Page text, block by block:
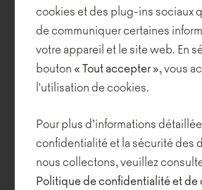
must have 2019
24-08-2020
Les meubles créés par deux duos de
Il s'agit de la collection Lopp de Bartłomiej
Stawarski et des fauteuils Gap conçus par
Projektowe (La Compagnie de Projet),
designers Jerzy Porębski et Grzegorz
cookies et des plug-ins sociaux
de communiquer certaines
votre appareil et le site web. En
bouton « Toutaccepter », vous
l'utilisation de cookies.
Pour plus d’informations
confidentialité et la sécurité des
nous collectons, veuillez
Politique de confidentialité et de